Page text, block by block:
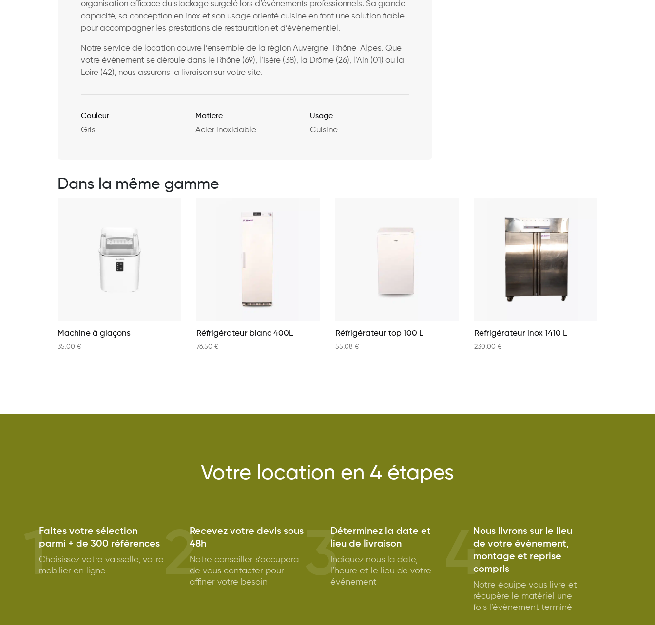
organisation efficace du stockage surgelé lors d’événements professionnels. Sa grande
capacité, sa conception en inox et son usage orienté cuisine en font une solution fiable
pour accompagner les prestations de restauration et d’événementiel.
Notre service de location couvre l’ensemble de la région Auvergne-Rhône-Alpes. Que
votre événement se déroule dans le Rhône (69), l’Isère (38), la Drôme (26), l’Ain (01) ou la
Loire (42), nous assurons la livraison sur votre site.
Couleur
Gris
Matiere
Acier inoxidable
Usage
Cuisine
Dans la même gamme
Machine à glaçons
35,00 €
Réfrigérateur blanc 400L
76,50 €
Réfrigérateur top 100 L
55,08 €
Réfrigérateur inox 1410 L
230,00 €
Votre location en 4 étapes
1
Faites votre sélection
parmi + de 300 références
Choisissez votre vaisselle, votre
mobilier en ligne
2
Recevez votre devis sous
48h
Notre conseiller s’occupera
de vous contacter pour
affiner votre besoin
3
Déterminez la date et
lieu de livraison
Indiquez nous la date,
l’heure et le lieu de votre
événement
4
Nous livrons sur le lieu
de votre évènement,
montage et reprise
compris
Notre équipe vous livre et
récupère le matériel une
fois l’évènement terminé